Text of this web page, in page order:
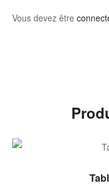
Vous devez être